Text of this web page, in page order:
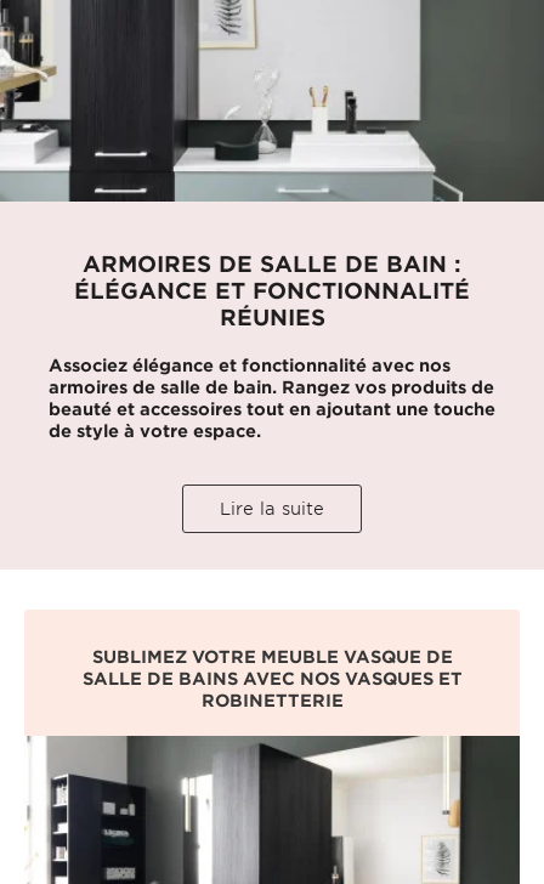
ARMOIRES DE SALLE DE BAIN :
ÉLÉGANCE ET FONCTIONNALITÉ
RÉUNIES
Associez élégance et fonctionnalité avec nos
armoires de salle de bain. Rangez vos produits de
beauté et accessoires tout en ajoutant une touche
de style à votre espace.
Lire la suite
SUBLIMEZ VOTRE MEUBLE VASQUE DE
SALLE DE BAINS AVEC NOS VASQUES ET
ROBINETTERIE